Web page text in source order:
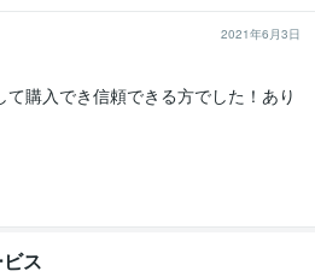
2021年6月3日
購入でき信頼できる方でした！あり
ス